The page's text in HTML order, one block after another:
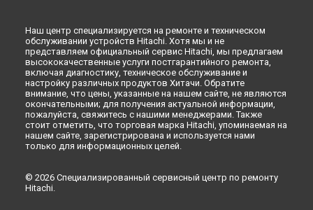
Ремонт холодильника R-W720FPUC1XGBK Hitachi в
Оренбурге
Ремонт холодильника R-W720FPUC1XGBK Hitachi в
Кемерово
Ремонт холодильника R-W720FPUC1XGBK Hitachi в
Новокузнецке
Ремонт холодильника R-W720FPUC1XGBK Hitachi вРязани
Ремонт холодильника R-W720FPUC1XGBK Hitachi в
Астрахани
Ремонт холодильника R-W720FPUC1XGBK Hitachi в
Наш центр специализируется на ремонте и техническом
обслуживании устройств Hitachi. Хотя мы и не
представляем официальный сервис Hitachi, мы предлагаем
высококачественные услуги постгарантийного ремонта,
включая диагностику, техническое обслуживание и
настройку различных продуктов Хитачи. Обратите
внимание, что цены, указанные на нашем сайте, не являются
окончательными; для получения актуальной информации,
пожалуйста, свяжитесь с нашими менеджерами. Также
стоит отметить, что торговая марка Hitachi, упоминаемая на
нашем сайте, зарегистрирована и используется нами
только для информационных целей.
© 2026 Специализированный сервисный центр по ремонту
Hitachi.